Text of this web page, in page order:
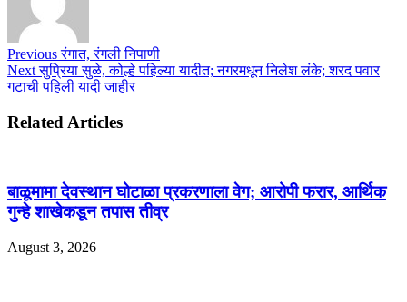
Previousरंगात, रंगली निपाणी
Nextसुप्रिया सुळे, कोल्हे पहिल्या यादीत; नगरमधून निलेश लंके; शरद पवार
गटाची पहिली यादी जाहीर
Related Articles
बाळूमामा देवस्थान घोटाळा प्रकरणाला वेग; आरोपी फरार, आर्थिक
गुन्हे शाखेकडून तपास तीव्र
August 3, 2026